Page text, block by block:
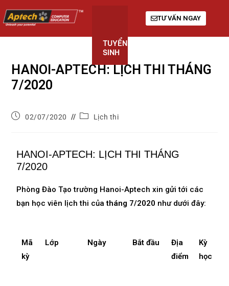
TUYỂN
SINH
TƯ VẤN NGAY
HANOI-APTECH: LỊCH THI THÁNG
7/2020
02/07/2020 Lịch thi
HANOI-APTECH: LỊCH THI THÁNG
7/2020
Phòng Đào Tạo trường Hanoi-Aptech xin gửi tới các
bạn học viên lịch thi củatháng 7/2020 như dưới đây:
Mã
kỳ
Lớp Ngày Bắt đầu
Địa
điểm
Kỳ
học